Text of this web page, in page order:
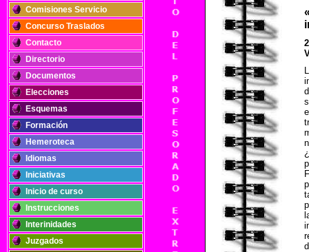
Comisiones Servicio
Concurso Traslados
Contacto
Directorio
Documentos
Elecciones
Esquemas
Formación
Hemeroteca
Idiomas
Iniciativas
Inicio de curso
Instrucciones
Interinidades
Juzgados